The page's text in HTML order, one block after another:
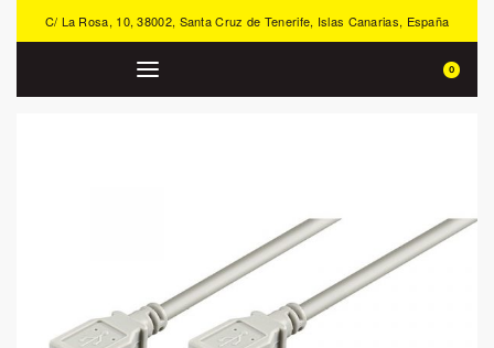
C/ La Rosa, 10, 38002, Santa Cruz de Tenerife, Islas Canarias, España
0